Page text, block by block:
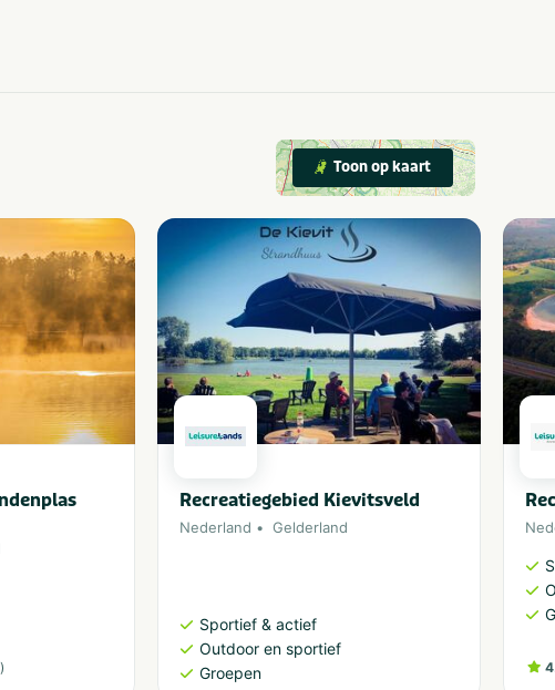
Toon op kaart
)
Recreatiegebied Kievitsveld
Nederland Gelderland
Sportief & actief
Outdoor en sportief
Groepen